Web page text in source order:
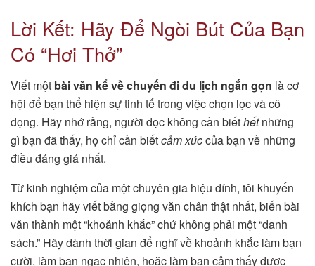
Lời Kết: Hãy Để Ngòi Bút Của Bạn
Có “Hơi Thở”
Viết một bài văn kể về chuyến đi du lịch ngắn gọn là cơ
hội để bạn thể hiện sự tinh tế trong việc chọn lọc và cô
đọng. Hãy nhớ rằng, người đọc không cần biếthếtnhững
gì bạn đã thấy, họ chỉ cần biếtcảm xúccủa bạn về những
điều đáng giá nhất.
Từ kinh nghiệm của một chuyên gia hiệu đính, tôi khuyến
khích bạn hãy viết bằng giọng văn chân thật nhất, biến bài
văn thành một “khoảnh khắc” chứ không phải một “danh
sách.” Hãy dành thời gian để nghĩ về khoảnh khắc làm bạn
cười, làm bạn ngạc nhiên, hoặc làm bạn cảm thấy được